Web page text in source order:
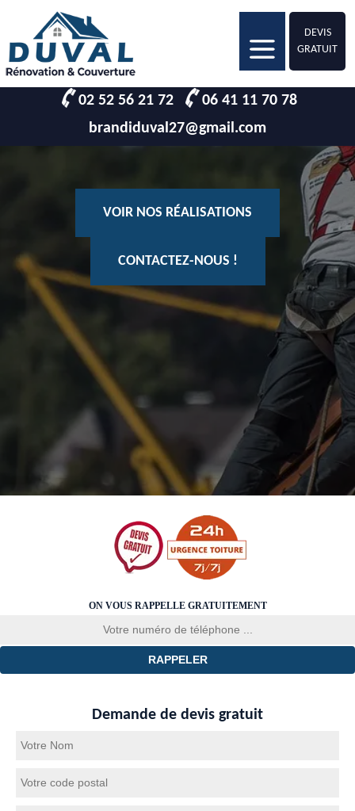
DEVIS
GRATUIT
02 52 56 21 72
06 41 11 70 78
brandiduval27@gmail.com
VOIR NOS RÉALISATIONS
CONTACTEZ-NOUS !
ON VOUS RAPPELLE GRATUITEMENT
Demande de devis gratuit